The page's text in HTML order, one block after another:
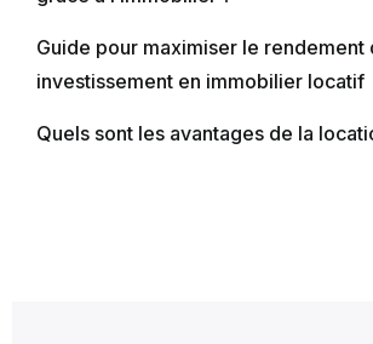
Guide pour maximiser le rendement
investissement en immobilier locatif
Quels sont les avantages de la